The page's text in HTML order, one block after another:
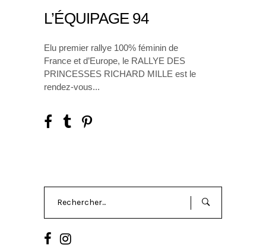
L’ÉQUIPAGE 94
Elu premier rallye 100% féminin de
France et d’Europe, le RALLYE DES
PRINCESSES RICHARD MILLE est le
rendez-vous